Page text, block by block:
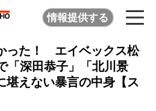
情報提供する
った！ エイベックス松
「深田恭子」「北川景
えない暴言の中身【ス